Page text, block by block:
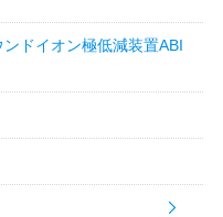
ドイオン極低減装置ABI